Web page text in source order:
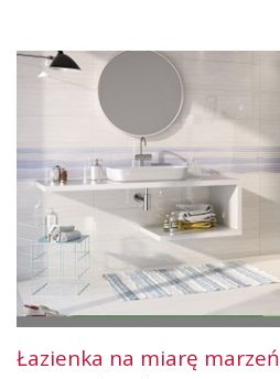
Łazienka na miarę marzeń